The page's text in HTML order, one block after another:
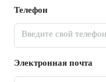
Телефон
Электронная почта